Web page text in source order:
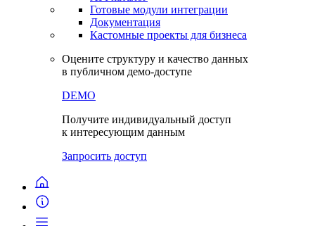
Получить доступ
API & Data Feed
API and Data Feed
Готовые модули интеграции
Документация
в публичном демо-доступе